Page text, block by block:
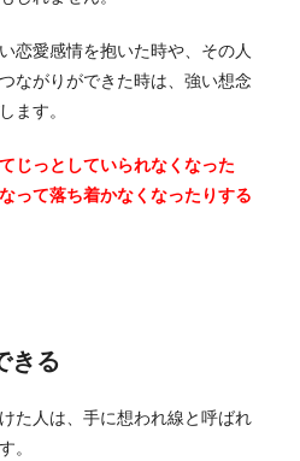
恋愛感情を抱いた時や、その人
ながりができた時は、強い想念
ます。
じっとしていられなくなった
って落ち着かなくなったりする
きる
た人は、手に想われ線と呼ばれ
。